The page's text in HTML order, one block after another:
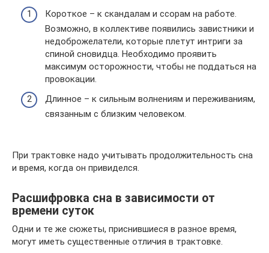
Короткое – к скандалам и ссорам на работе.
Возможно, в коллективе появились завистники и
недоброжелатели, которые плетут интриги за
спиной сновидца. Необходимо проявить
максимум осторожности, чтобы не поддаться на
провокации.
Длинное – к сильным волнениям и переживаниям,
связанным с близким человеком.
При трактовке надо учитывать продолжительность сна
и время, когда он привиделся.
Расшифровка сна в зависимости от
времени суток
Одни и те же сюжеты, приснившиеся в разное время,
могут иметь существенные отличия в трактовке.